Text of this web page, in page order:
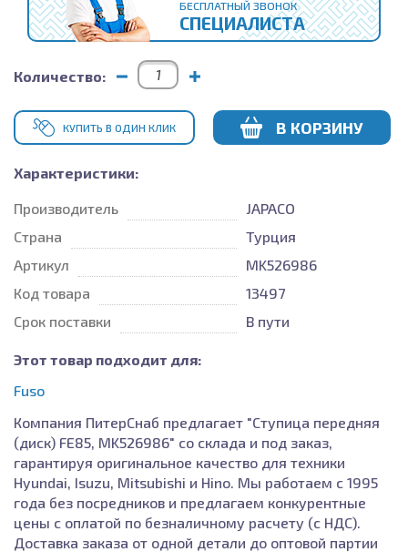
БЕСПЛАТНЫЙ ЗВОНОК
СПЕЦИАЛИСТА
Количество:
КУПИТЬ В ОДИН КЛИК В КОРЗИНУ
Характеристики:
Производитель
JAPACO
Страна
Турция
Артикул
MK526986
Код товара
13497
Срок поставки
В пути
Этот товар подходит для:
Fuso
Компания ПитерСнаб предлагает "Ступица передняя
(диск) FE85, MK526986" со склада и под заказ,
гарантируя оригинальное качество для техники
Hyundai, Isuzu, Mitsubishi и Hino. Мы работаем с 1995
года без посредников и предлагаем конкурентные
цены с оплатой по безналичному расчету (с НДС).
Доставка заказа от одной детали до оптовой партии